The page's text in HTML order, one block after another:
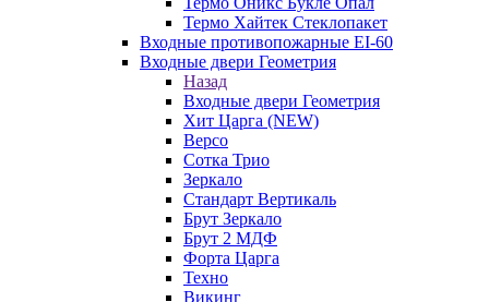
Термо Хайтек Стеклопакет
Входные противопожарные EI-60
Входные двери Геометрия
Назад
Входные двери Геометрия
Хит Царга (NEW)
Версо
Сотка Трио
Зеркало
Стандарт Вертикаль
Брут Зеркало
Брут 2 МДФ
Форта Царга
Техно
Викинг